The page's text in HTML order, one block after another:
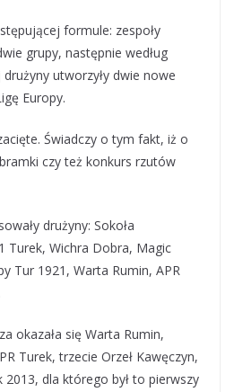
formule: zespoły
grupy, następnie według
utworzyły dwie nowe
Europy.
Świadczy o tym fakt, iż o
czy też konkurs rzutów
drużyny: Sokoła
Turek, Wichra Dobra, Magic
Tur 1921, Warta Rumin, APR
okazała się Warta Rumin,
Turek, trzecie Orzeł Kawęczyn,
dla którego był to pierwszy